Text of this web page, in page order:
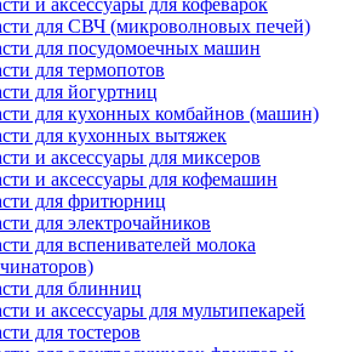
и аксессуары для кофеварок
для СВЧ (микроволновых печей)
для посудомоечных машин
для термопотов
для йогуртниц
для кухонных комбайнов (машин)
для кухонных вытяжек
и аксессуары для миксеров
и аксессуары для кофемашин
для фритюрниц
для электрочайников
для вспенивателей молока
для блинниц
и аксессуары для мультипекарей
для тостеров